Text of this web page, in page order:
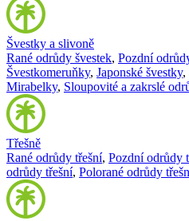
Švestky a slivoně
Rané odrůdy švestek, Pozdní
Švestkomeruňky, Japonské švestky,
Mirabelky, Sloupovité a zakrslé
Třešně
Rané odrůdy třešní, Pozdní odrůdy
odrůdy třešní, Polorané odrůdy